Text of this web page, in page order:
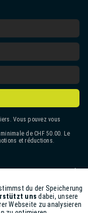
Vous pouvez vous
de CHF 50.00. Le
et réductions.
Aktiv
du der Speicherung
uns dabei, unsere
Webseite zu analysieren